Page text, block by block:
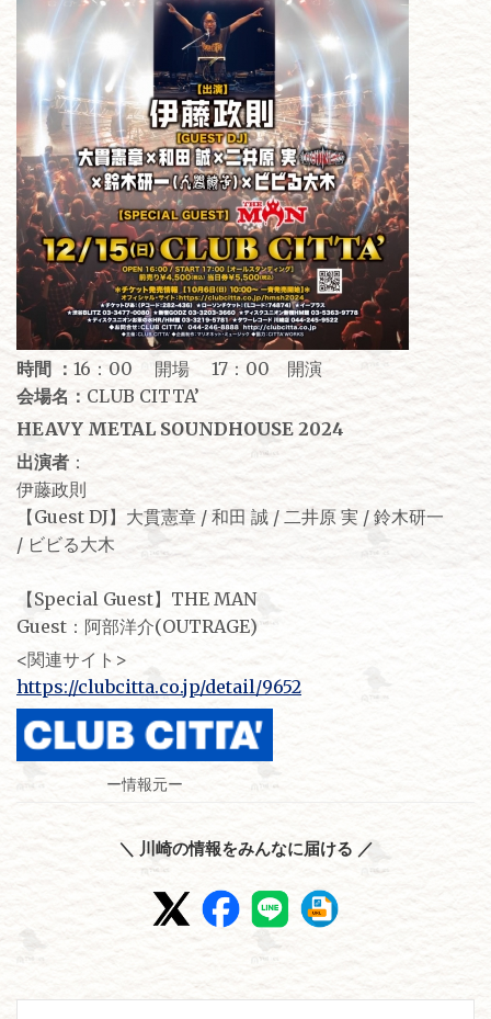
時間 ： 16：00 開場 17：00 開演
会場名： CLUB CITTA’
HEAVY METAL SOUNDHOUSE 2024
出演者 ：
伊藤政則
【Guest DJ】大貫憲章 / 和田 誠 / 二井原 実 / 鈴木研一
/ ビビる大木
【Special Guest】THE MAN
Guest：阿部洋介(OUTRAGE)
<関連サイト>
https://clubcitta.co.jp/detail/9652
ー情報元ー
＼ 川崎の情報をみんなに届ける ／